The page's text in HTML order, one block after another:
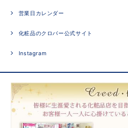
営業日カレンダー
化粧品のクロバー公式サイト
Instagram